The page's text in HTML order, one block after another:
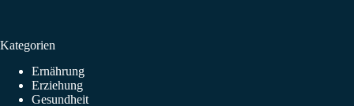
Kategorien
Ernährung
Erziehung
Gesundheit